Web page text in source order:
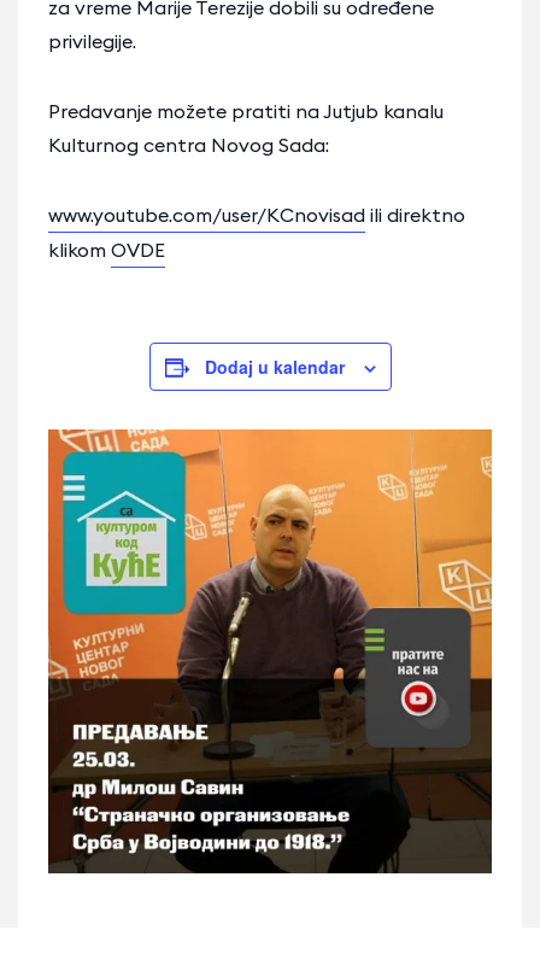
za vreme Marije Terezije dobili su određene
privilegije.
Predavanje možete pratiti na Jutjub kanalu
Кulturnog centra Novog Sada:
www.youtube.com/user/КCnovisad ili direktno
klikom OVDE
Dodaj u kalendar